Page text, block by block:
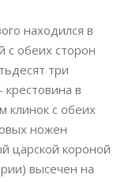
находился в
с обеих сторон
три
крестовина в
клинок с обеих
ножен
царской короной
высечен на